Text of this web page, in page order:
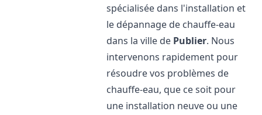
spécialisée dans l'installation et
le dépannage de chauffe-eau
dans la ville de Publier. Nous
intervenons rapidement pour
résoudre vos problèmes de
chauffe-eau, que ce soit pour
une installation neuve ou une